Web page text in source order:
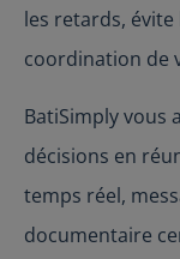
les retards,
coordination de
BatiSimply vous
décisions en
temps réel,
documentaire